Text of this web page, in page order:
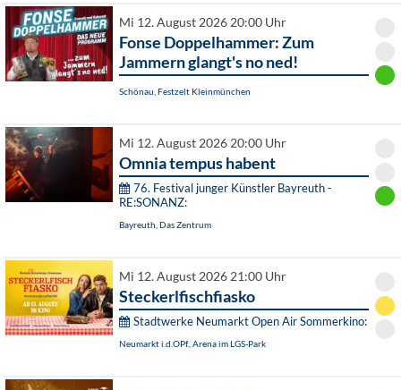
Mi 12. August 2026 20:00 Uhr
Fonse Doppelhammer: Zum
Jammern glangt's no ned!
Schönau, Festzelt Kleinmünchen
Mi 12. August 2026 20:00 Uhr
Omnia tempus habent
76. Festival junger Künstler Bayreuth -
RE:SONANZ:
Bayreuth, Das Zentrum
Mi 12. August 2026 21:00 Uhr
Steckerlfischfiasko
Stadtwerke Neumarkt Open Air Sommerkino:
Neumarkt i.d.OPf., Arena im LGS-Park